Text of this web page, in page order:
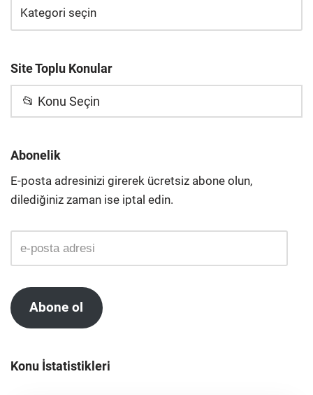
Site Toplu Konular
📂 Konu Seçin
Abonelik
E-posta adresinizi girerek ücretsiz abone olun,
dilediğiniz zaman ise iptal edin.
Abone ol
Konu İstatistikleri